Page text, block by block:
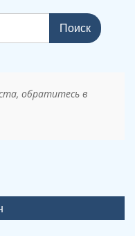
обратитесь в